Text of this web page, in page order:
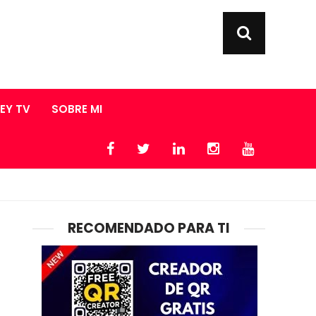
TV SOBRE MI
RECOMENDADO PARA TI